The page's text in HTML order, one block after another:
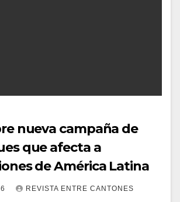
nueva campaña de
que afecta a
de América Latina
REVISTA ENTRE CANTONES